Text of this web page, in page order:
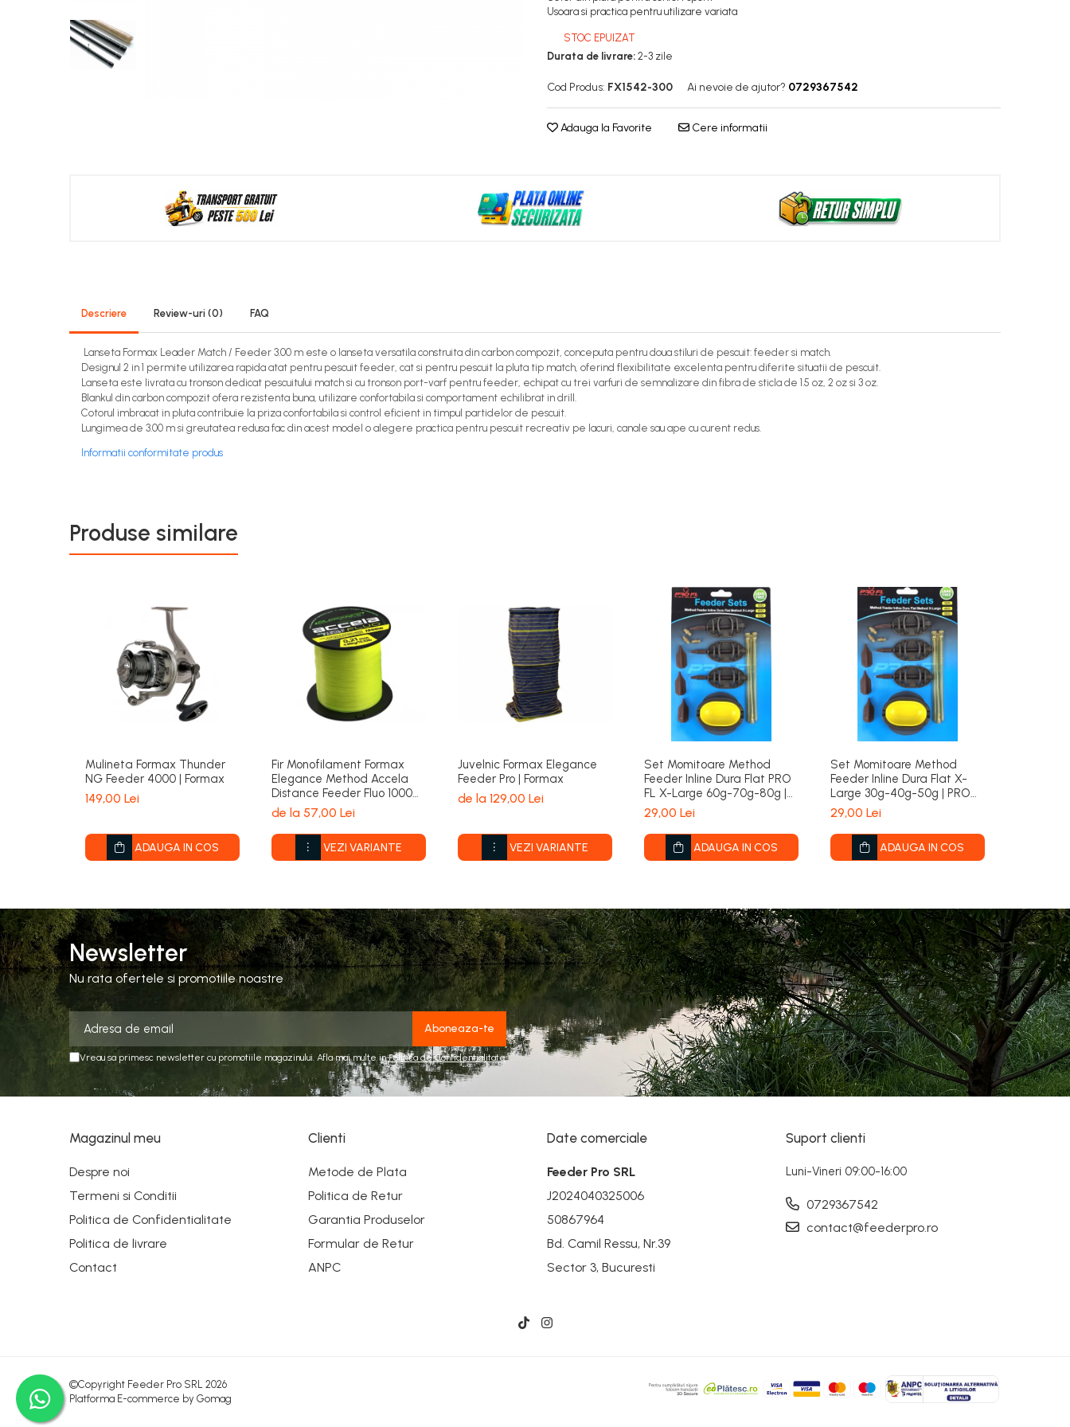
Usoara si practica pentru utilizare variata
STOC EPUIZAT
Durata de livrare: 2-3 zile
Cod Produs: FX1542-300 Ai nevoie de ajutor? 0729367542
Adauga la Favorite Cere informatii
Descriere Review-uri (0) FAQ
Lanseta Formax Leader Match / Feeder 3.00 m este o lanseta versatila construita din carbon compozit, conceputa pentru doua stiluri de pescuit: feeder si match.
Designul 2 in 1 permite utilizarea rapida atat pentru pescuit feeder, cat si pentru pescuit la pluta tip match, oferind flexibilitate excelenta pentru diferite situatii de pescuit.
Lanseta este livrata cu tronson dedicat pescuitului match si cu tronson port-varf pentru feeder, echipat cu trei varfuri de semnalizare din fibra de sticla de 1.5 oz, 2 oz si 3 oz.
Blankul din carbon compozit ofera rezistenta buna, utilizare confortabila si comportament echilibrat in drill.
Cotorul imbracat in pluta contribuie la priza confortabila si control eficient in timpul partidelor de pescuit.
Lungimea de 3.00 m si greutatea redusa fac din acest model o alegere practica pentru pescuit recreativ pe lacuri, canale sau ape cu curent redus.
Informatii conformitate produs
Produse similare
Mulineta Formax Thunder
NG Feeder 4000 | Formax
149,00 Lei
ADAUGA IN COS
Fir Monofilament Formax
Elegance Method Accela
Distance Feeder Fluo 1000m
| Formax
de la 57,00 Lei
VEZI VARIANTE
Juvelnic Formax Elegance
Feeder Pro | Formax
de la 129,00 Lei
VEZI VARIANTE
Set Momitoare Method
Feeder Inline Dura Flat PRO
FL X-Large 60g-70g-80g |
PRO FL
29,00 Lei
ADAUGA IN COS
Set Momitoare Method
Feeder Inline Dura Flat X-
Large 30g-40g-50g | PRO
FL
29,00 Lei
ADAUGA IN COS
Newsletter
Nu rata ofertele si promotiile noastre
Vreau sa primesc newsletter cu promotiile magazinului. Afla mai multe inPolitica de Confidentialitate
Magazinul meu
Despre noi
Termeni si Conditii
Politica de Confidentialitate
Politica de livrare
Contact
Clienti
Metode de Plata
Politica de Retur
Garantia Produselor
Formular de Retur
ANPC
Date comerciale
Feeder Pro SRL
J2024040325006
50867964
Bd. Camil Ressu, Nr.39
Sector 3, Bucuresti
Suport clienti
Luni-Vineri 09:00-16:00
0729367542
contact@feederpro.ro
©Copyright Feeder Pro SRL 2026
Platforma E-commerce by Gomag